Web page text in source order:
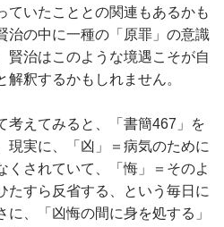
ていたこととの関連もあるかも
治の中に一種の「原罪」の意識
賢治はこのような境遇こそが自
釈するかもしれません。
えてみると、「書簡467」を
現実に、「凶」＝病気のために
くされていて、「悔」＝そのよ
たすら反省する、という毎日に
、「凶悔の間に身を処する」